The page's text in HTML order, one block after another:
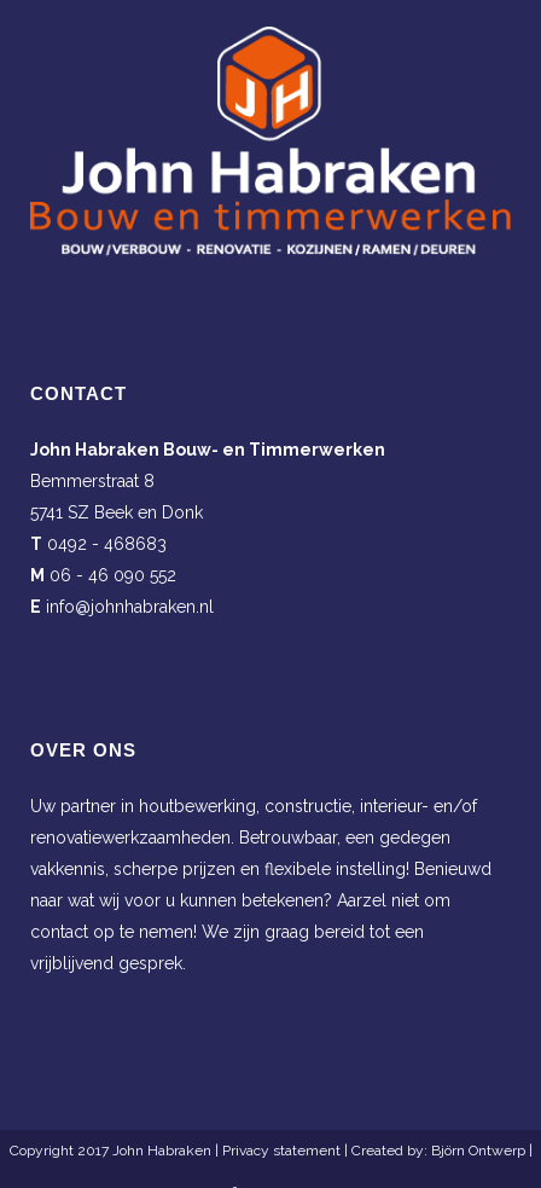
CONTACT
John Habraken Bouw- en Timmerwerken
Bemmerstraat 8
5741 SZ Beek en Donk
T 0492 - 468683
M 06 - 46 090 552
E info@johnhabraken.nl
OVER ONS
Uw partner in houtbewerking, constructie, interieur- en/of
renovatiewerkzaamheden. Betrouwbaar, een gedegen
vakkennis, scherpe prijzen en flexibele instelling! Benieuwd
naar wat wij voor u kunnen betekenen? Aarzel niet om
contact op te nemen! We zijn graag bereid tot een
vrijblijvend gesprek.
Copyright 2017 John Habraken | Privacy statement| Created by: Björn Ontwerp|